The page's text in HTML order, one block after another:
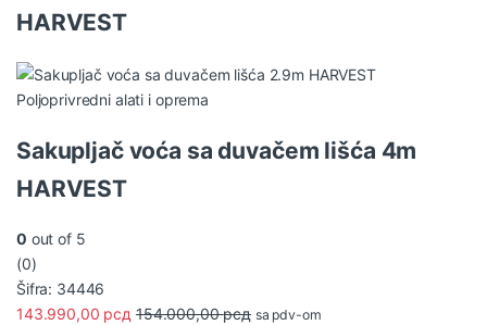
HARVEST
Poljoprivredni alati i oprema
Sakupljač voća sa duvačem lišća 4m
HARVEST
0 out of 5
(0)
Šifra: 34446
143.990,00 рсд 154.000,00рсд sa pdv-om